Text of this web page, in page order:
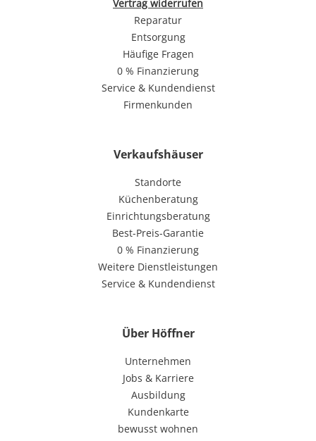
Vertrag widerrufen
Reparatur
Entsorgung
Häufige Fragen
0 % Finanzierung
Service & Kundendienst
Firmenkunden
Verkaufshäuser
Standorte
Küchenberatung
Einrichtungsberatung
Best-Preis-Garantie
0 % Finanzierung
Weitere Dienstleistungen
Service & Kundendienst
Über Höffner
Unternehmen
Jobs & Karriere
Ausbildung
Kundenkarte
bewusst wohnen